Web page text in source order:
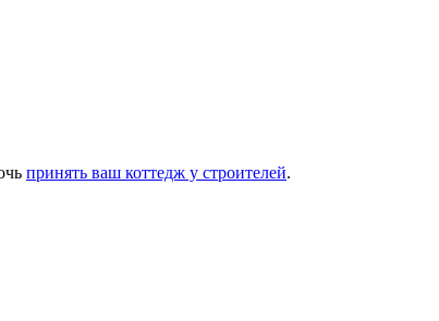
принять ваш коттедж у строителей.